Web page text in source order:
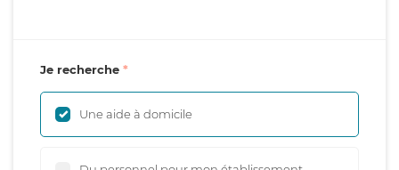
Je recherche
Une aide à domicile